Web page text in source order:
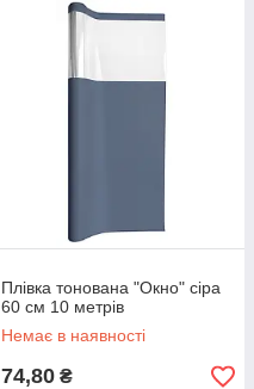
Плівка тонована "Окно" сіра
60 см 10 метрів
Немає в наявності
74,80 ₴